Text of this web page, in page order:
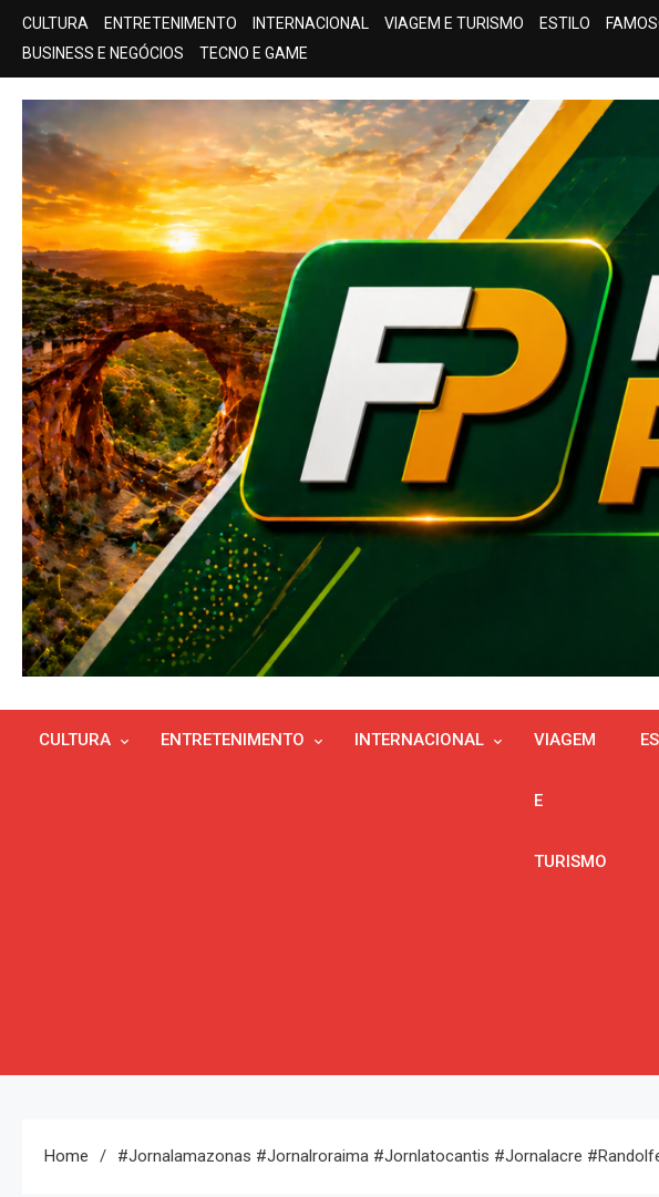
Skip
content
CULTURA ENTRETENIMENTO INTERNACIONAL VIAGEM E TURISMO ESTILO
BUSINESS E NEGÓCIOS
TECNO E GAME
CULTURA ENTRETENIMENTO INTERNACIONAL VIAGEM
E
TURISMO
Home #jornalamazonas #jornalroraima #jornlatocantis #jornalacre